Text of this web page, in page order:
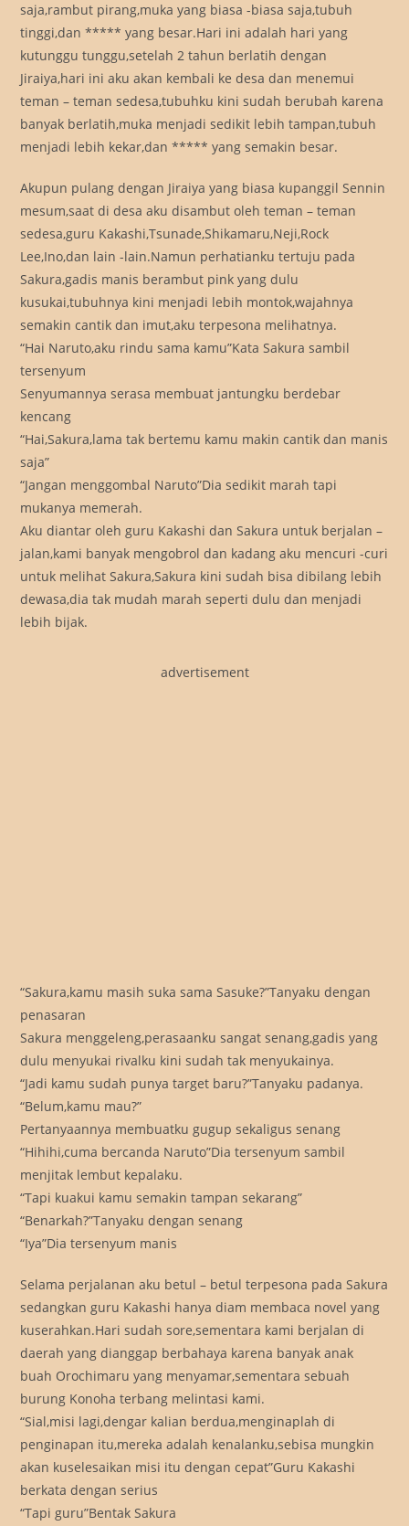
saja,rambut pirang,muka yang biasa -biasa saja,tubuh
tinggi,dan ***** yang besar.Hari ini adalah hari yang
kutunggu tunggu,setelah 2 tahun berlatih dengan
Jiraiya,hari ini aku akan kembali ke desa dan menemui
teman – teman sedesa,tubuhku kini sudah berubah karena
banyak berlatih,muka menjadi sedikit lebih tampan,tubuh
menjadi lebih kekar,dan ***** yang semakin besar.
Akupun pulang dengan Jiraiya yang biasa kupanggil Sennin
mesum,saat di desa aku disambut oleh teman – teman
sedesa,guru Kakashi,Tsunade,Shikamaru,Neji,Rock
Lee,Ino,dan lain -lain.Namun perhatianku tertuju pada
Sakura,gadis manis berambut pink yang dulu
kusukai,tubuhnya kini menjadi lebih montok,wajahnya
semakin cantik dan imut,aku terpesona melihatnya.
“Hai Naruto,aku rindu sama kamu”Kata Sakura sambil
tersenyum
Senyumannya serasa membuat jantungku berdebar
kencang
“Hai,Sakura,lama tak bertemu kamu makin cantik dan manis
saja”
“Jangan menggombal Naruto”Dia sedikit marah tapi
mukanya memerah.
Aku diantar oleh guru Kakashi dan Sakura untuk berjalan –
jalan,kami banyak mengobrol dan kadang aku mencuri -curi
untuk melihat Sakura,Sakura kini sudah bisa dibilang lebih
dewasa,dia tak mudah marah seperti dulu dan menjadi
lebih bijak.
advertisement
“Sakura,kamu masih suka sama Sasuke?”Tanyaku dengan
penasaran
Sakura menggeleng,perasaanku sangat senang,gadis yang
dulu menyukai rivalku kini sudah tak menyukainya.
“Jadi kamu sudah punya target baru?”Tanyaku padanya.
“Belum,kamu mau?”
Pertanyaannya membuatku gugup sekaligus senang
“Hihihi,cuma bercanda Naruto”Dia tersenyum sambil
menjitak lembut kepalaku.
“Tapi kuakui kamu semakin tampan sekarang”
“Benarkah?”Tanyaku dengan senang
“Iya”Dia tersenyum manis
Selama perjalanan aku betul – betul terpesona pada Sakura
sedangkan guru Kakashi hanya diam membaca novel yang
kuserahkan.Hari sudah sore,sementara kami berjalan di
daerah yang dianggap berbahaya karena banyak anak
buah Orochimaru yang menyamar,sementara sebuah
burung Konoha terbang melintasi kami.
“Sial,misi lagi,dengar kalian berdua,menginaplah di
penginapan itu,mereka adalah kenalanku,sebisa mungkin
akan kuselesaikan misi itu dengan cepat”Guru Kakashi
berkata dengan serius
“Tapi guru”Bentak Sakura